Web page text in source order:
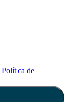
Política de